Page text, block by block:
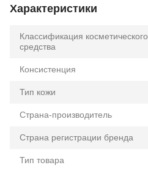
Характеристики
Классификация косметического
средства
Консистенция
Тип кожи
Страна-производитель
Страна регистрации бренда
Тип товара